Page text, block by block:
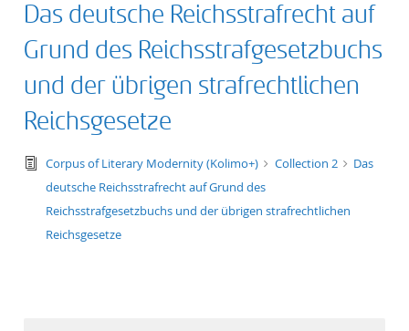
title descending
format ascending
publication date
publication date
Das deutsche Reichsstrafrecht auf
Grund des Reichsstrafgesetzbuchs
und der übrigen strafrechtlichen
Reichsgesetze
text/tg.edition+tg.aggregation+xml
Corpus of Literary Modernity (Kolimo+) Collection 2
Das
deutsche Reichsstrafrecht auf Grund des
Reichsstrafgesetzbuchs und der übrigen strafrechtlichen
Reichsgesetze